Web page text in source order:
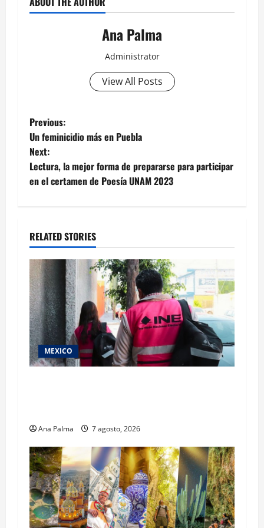
Ana Palma
Administrator
View All Posts
Post
navigation
Previous:
Un feminicidio más en Puebla
Next:
Lectura, la mejor forma de prepararse para participar
en el certamen de Poesía UNAM 2023
RELATED STORIES
MEXICO
Ana Palma 7 agosto, 2026